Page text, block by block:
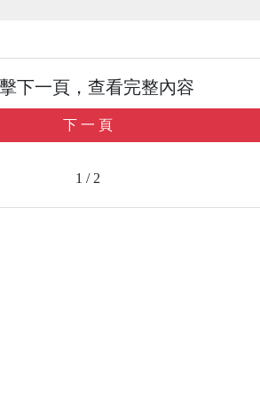
下一頁，查看完整內容
下 一 頁
1 / 2